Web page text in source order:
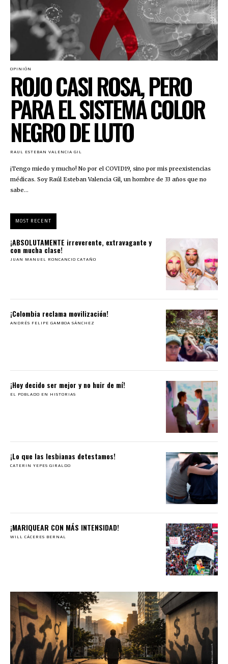
OPINIÓN
ROJO CASI ROSA, PERO
PARA EL SISTEMA COLOR
NEGRO DE LUTO
RAUL ESTEBAN VALENCIA GIL
¡Tengo miedo y mucho! No por el COVID19, sino por mis preexistencias
médicas. Soy Raúl Esteban Valencia Gil, un hombre de 33 años que no
sabe...
MOST RECENT
¡ABSOLUTAMENTE irreverente, extravagante y
con mucha clase!
JUAN MANUEL RONCANCIO CATAÑO
¡Colombia reclama movilización!
ANDRÉS FELIPE GAMBOA SÁNCHEZ
¡Hoy decido ser mejor y no huir de mí!
EL POBLADO EN HISTORIAS
¡Lo que las lesbianas detestamos!
CATERIN YEPES GIRALDO
¡MARIQUEAR CON MÁS INTENSIDAD!
WILL CÁCERES BERNAL